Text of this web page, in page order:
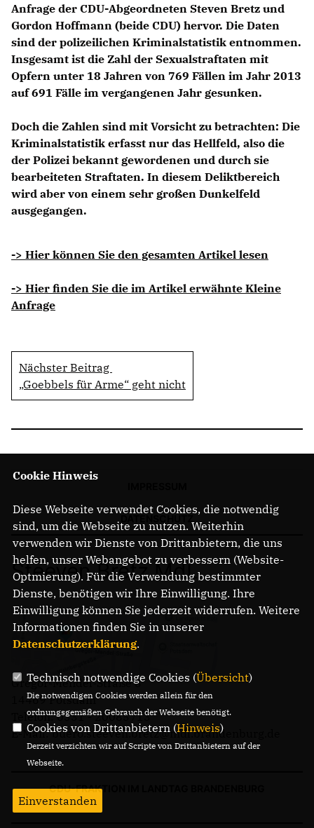
Anfrage der CDU-Abgeordneten Steven Bretz und
Gordon Hoffmann (beide CDU) hervor. Die Daten
sind der polizeilichen Kriminalstatistik entnommen.
Insgesamt ist die Zahl der Sexualstraftaten mit
Opfern unter 18 Jahren von 769 Fällen im Jahr 2013
auf 691 Fälle im vergangenen Jahr gesunken.
Doch die Zahlen sind mit Vorsicht zu betrachten: Die
Kriminalstatistik erfasst nur das Hellfeld, also die
der Polizei bekannt gewordenen und durch sie
bearbeiteten Straftaten. In diesem Deliktbereich
wird aber von einem sehr großen Dunkelfeld
ausgegangen.
-> Hier können Sie den gesamten Artikel lesen
-> Hier finden Sie die im Artikel erwähnte Kleine
Anfrage
Nächster Beitrag
Goebbels für Arme“ geht nicht
Steeven Bretz MdL
Gregor-Mendel-Straße 3
14469 Potsdam
Telefon: 0331 - 20085713
E-Mail: buero.steeven.bretz@mdl.brandenburg.de
CDU-FRAKTION IM LANDTAG BRANDENBURG
Cookie Hinweis
Diese Webseite verwendet Cookies, die notwendig
sind, um die Webseite zu nutzen. Weiterhin
verwenden wir Dienste von Drittanbietern, die uns
helfen, unser Webangebot zu verbessern (Website-
Optmierung). Für die Verwendung bestimmter
Dienste, benötigen wir Ihre Einwilligung. Ihre
Einwilligung können Sie jederzeit widerrufen. Weitere
Informationen finden Sie in unserer
Datenschutzerklärung.
Technisch notwendige Cookies (Übersicht)
Die notwendigen Cookies werden allein für den
ordnungsgemäßen Gebrauch der Webseite benötigt.
Cookies von Drittanbietern (Hinweis)
Derzeit verzichten wir auf Scripte von Drittanbietern auf der
Webseite.
Einverstanden